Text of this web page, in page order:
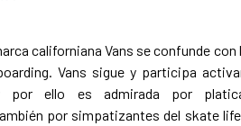
californiana Vans se confunde con
Vans sigue y participa
por ello es admirada por
por simpatizantes del skate